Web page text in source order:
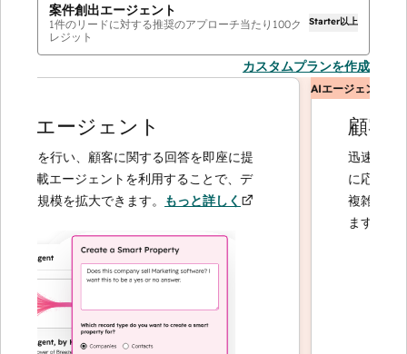
案件創出エージェント
1件のリードに対する推奨のアプローチ当たり 100ク
レジット
Starter以上
カスタムプランを作成
ージェント
を行い、顧客に関する回答を即座に提
載エージェントを利用することで、デ
規模を拡大できます。もっと詳しく
AIエージェント
顧客対
迅速かつ正確
に応じてエス
複雑なケース
ます。もっと